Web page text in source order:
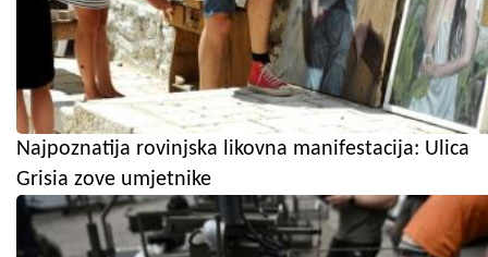
Najpoznatija rovinjska likovna manifestacija: Ulica
Grisia zove umjetnike